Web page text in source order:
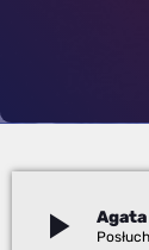
play_arrow